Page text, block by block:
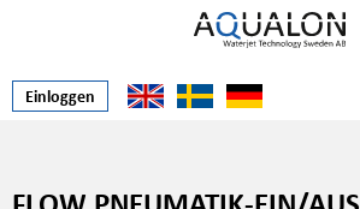
Einloggen